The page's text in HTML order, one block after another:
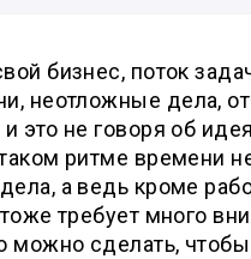
бизнес, поток
неотложные дела,
это не говоря об
ритме времени
а ведь кроме
требует много
можно сделать,